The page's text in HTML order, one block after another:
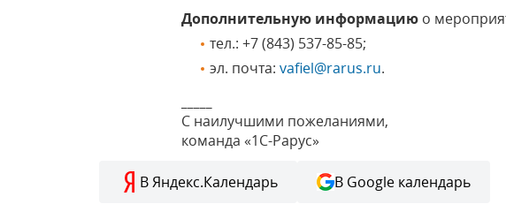
Дополнительную информацию о
тел.: +7 (843) 537-85-85;
эл. почта:vafiel@rarus.ru.
С наилучшими пожеланиями,
команда «1С-Рарус»
В Яндекс.Календарь В Google календарь